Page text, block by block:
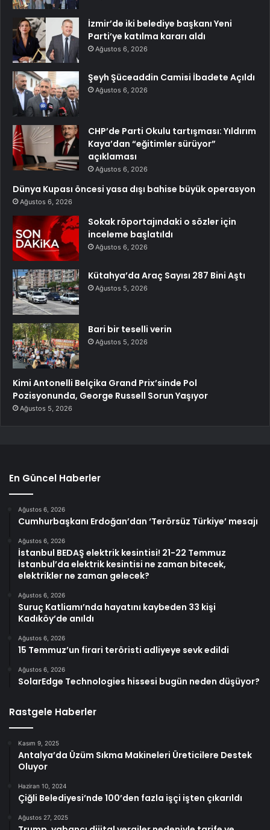
İzmir’de iki belediye başkanı Yeni
Parti’ye katılma kararı aldı
Ağustos 6, 2026
Şeyh Şüceaddin Camisi İbadete Açıldı
Ağustos 6, 2026
CHP’de Parti Okulu tartışması: Yıldırım
Kaya’dan “eğitimler sürüyor”
açıklaması
Ağustos 6, 2026
Dünya Kupası öncesi yasa dışı bahise büyük operasyon
Ağustos 6, 2026
Sokak röportajındaki o sözler için
inceleme başlatıldı
Ağustos 6, 2026
Kütahya’da Araç Sayısı 287 Bini Aştı
Ağustos 5, 2026
Bari bir teselli verin
Ağustos 5, 2026
Kimi Antonelli Belçika Grand Prix’sinde Pol
Pozisyonunda, George Russell Sorun Yaşıyor
Ağustos 5, 2026
En Güncel Haberler
Ağustos 6, 2026
Cumhurbaşkanı Erdoğan’dan ‘Terörsüz Türkiye’ mesajı
Ağustos 6, 2026
İstanbul BEDAŞ elektrik kesintisi! 21-22 Temmuz
İstanbul’da elektrik kesintisi ne zaman bitecek,
elektrikler ne zaman gelecek?
Ağustos 6, 2026
Suruç Katliamı’nda hayatını kaybeden 33 kişi
Kadıköy’de anıldı
Ağustos 6, 2026
15 Temmuz’un firari teröristi adliyeye sevk edildi
Ağustos 6, 2026
SolarEdge Technologies hissesi bugün neden düşüyor?
Rastgele Haberler
Kasım 9, 2025
Antalya’da Üzüm Sıkma Makineleri Üreticilere Destek
Oluyor
Haziran 10, 2024
Çiğli Belediyesi’nde 100’den fazla işçi işten çıkarıldı
Ağustos 27, 2025